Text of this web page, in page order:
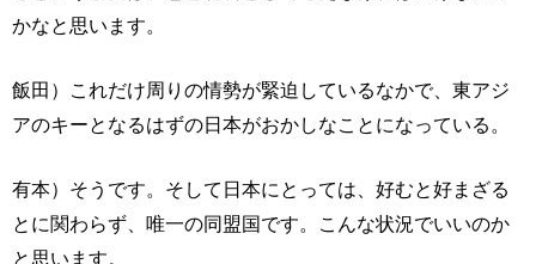
かなと思います。
飯田）これだけ周りの情勢が緊迫しているなかで、東アジ
アのキーとなるはずの日本がおかしなことになっている。
有本）そうです。そして日本にとっては、好むと好まざる
とに関わらず、唯一の同盟国です。こんな状況でいいのか
と思います。